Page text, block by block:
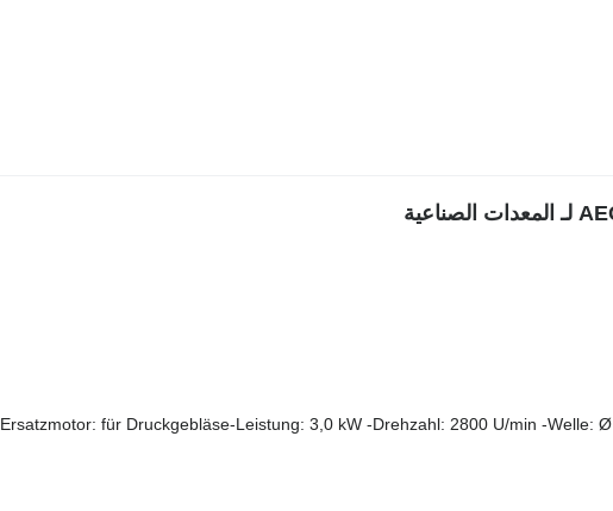
Ersatzmotor: für Druckgebläse-Leistung: 3,0 kW -Drehzahl: 2800 U/min -Welle: